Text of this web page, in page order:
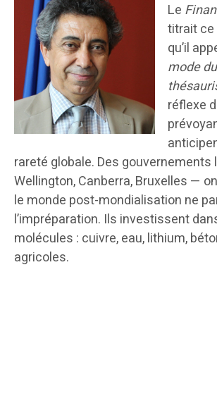
Le
titrait
qu’il
mode du
réflexe
rareté globale. Des
Wellington, Canberra, Bruxelles —
le monde post-mondialisation ne
l’impréparation. Ils investissent
molécules : cuivre, eau, lithium,
agricoles.